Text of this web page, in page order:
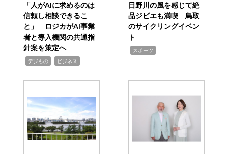
「人がAIに求めるのは
信頼し相談できるこ
と」 ロジカがAI事業
者と導入機関の共通指
針案を策定へ
デジもの ビジネス
日野川の風を感じて絶
品ジビエも満喫 鳥取
のサイクリングイベン
ト
スポーツ